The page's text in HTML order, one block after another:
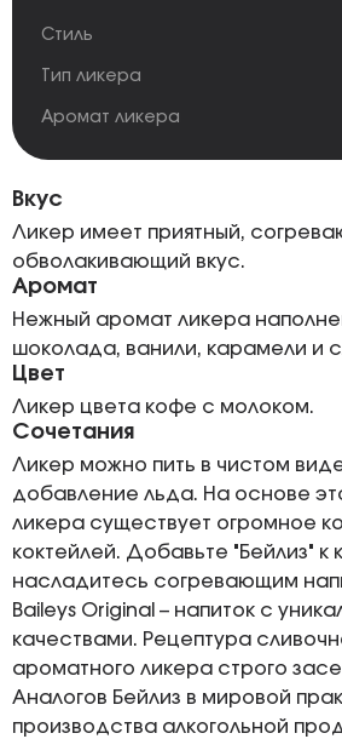
Стиль
Тип ликера
Аромат ликера
Вкус
Ликер имеет приятный,
обволакивающий вкус.
Аромат
Нежный аромат ликера
шоколада, ванили, карамели и
Цвет
Ликер цвета кофе с молоком.
Сочетания
Ликер можно пить в чистом
добавление льда. На основе
ликера существует огромное
коктейлей. Добавьте "Бейлиз" к
насладитесь согревающим
Baileys Original – напиток с
качествами. Рецептура
ароматного ликера строго
Аналогов Бейлиз в мировой
производства алкогольной